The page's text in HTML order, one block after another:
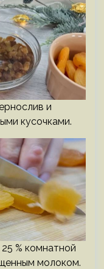
и
кусочками.
% комнатной
молоком.